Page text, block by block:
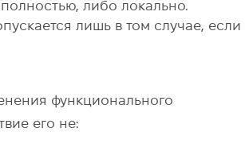
либо локально.
лишь в том случае, если
функционального
его не: